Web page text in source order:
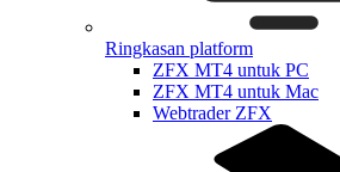
Ringkasan platform
ZFX MT4 untuk PC
ZFX MT4 untuk Mac
Webtrader ZFX